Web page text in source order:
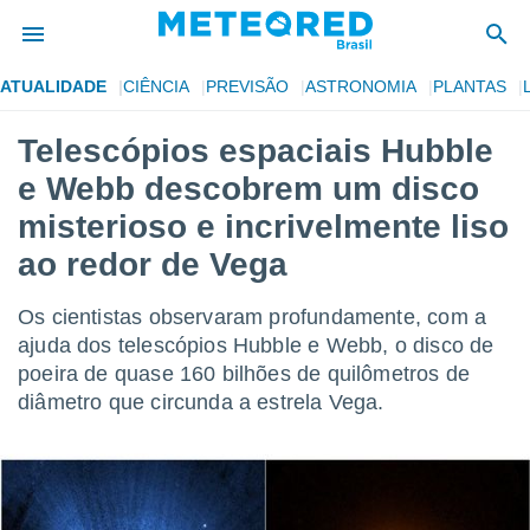
para
as
fornecidas
a este
e
digital
ATUALIDADE CIÊNCIA PREVISÃO ASTRONOMIA PLANTAS
Telescópios espaciais Hubble
e Webb descobrem um disco
misterioso e incrivelmente liso
ao redor de Vega
Os cientistas observaram profundamente, com a
ajuda dos telescópios Hubble e Webb, o disco de
poeira de quase 160 bilhões de quilômetros de
diâmetro que circunda a estrela Vega.